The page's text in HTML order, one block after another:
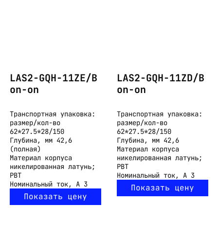
LAS2-GQH-11ZE/B
on-on
Транспортная упаковка:
размер/кол-во
62*27.5*28/150
Глубина, мм 42,6
(полная)
Материал корпуса
никелированная латунь;
PBT
Номинальный ток, А 3
Показать цену
LAS2-GQH-11ZD/B
on-on
Транспортная упаковка:
размер/кол-во
62*27.5*28/150
Глубина, мм 42,6
Материал корпуса
никелированная латунь;
PBT
Номинальный ток, А 3
Показать цену